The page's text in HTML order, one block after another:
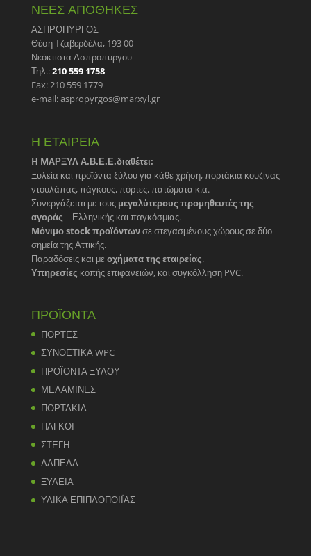
ΝΕΕΣ ΑΠΟΘΗΚΕΣ
ΑΣΠΡΟΠΥΡΓΟΣ
Θέση Τζαβερδέλα, 193 00
Νεόκτιστα Ασπροπύργου
Τηλ.:210 559 1758
Fax: 210 559 1779
e-mail: aspropyrgos@marxyl.gr
Η ΕΤΑΙΡΕΙΑ
H MAΡΞΥΛ Α.Β.Ε.Ε.διαθέτει:
Ξυλεία και προϊόντα ξύλου για κάθε χρήση, πορτάκια κουζίνας
ντουλάπας, πάγκους, πόρτες, πατώματα κ.α.
Συνεργάζεται με τους μεγαλύτερους προμηθευτές της
αγοράς – Ελληνικής και παγκόσμιας.
Mόνιμο stock προϊόντωνσε στεγασμένους χώρους σε δύο
σημεία της Αττικής.
Παραδόσεις και μεοχήματα της εταιρείας.
Υπηρεσίες κοπής επιφανειών, και συγκόλληση PVC.
ΠΡΟΪΟΝΤΑ
ΠΟΡΤΕΣ
ΣΥΝΘΕΤΙΚΑ WPC
ΠΡΟΪΟΝΤΑ ΞΥΛΟΥ
ΜΕΛΑΜΙΝΕΣ
ΠΟΡΤΑΚΙΑ
ΠΑΓΚΟΙ
ΣΤΕΓΗ
ΔΑΠΕΔΑ
ΞΥΛΕΙΑ
ΥΛΙΚΑ ΕΠΙΠΛΟΠΟΙΪΑΣ